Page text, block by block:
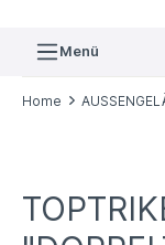
Menü
Home